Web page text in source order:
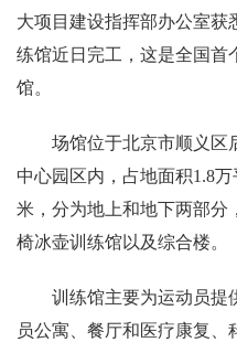
大项目建设指挥部办公室获
练馆近日完工，这是全国首
馆。
场馆位于北京市顺义区
中心园区内，占地面积1.8
米，分为地上和地下两部分
椅冰壶训练馆以及综合楼。
训练馆主要为运动员提
员公寓、餐厅和医疗康复